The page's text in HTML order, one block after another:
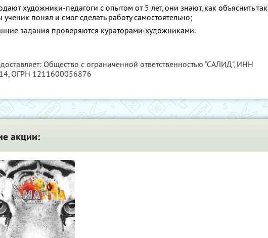
художники-педагоги с опытом от 5 лет, они знают, как объяснить
ученик понял и смог сделать работу самостоятельно;
задания проверяются кураторами-художниками.
Общество с ограниченной ответственностью “САЛИД”, ИНН
, ОГРН 1211600056876
акции: